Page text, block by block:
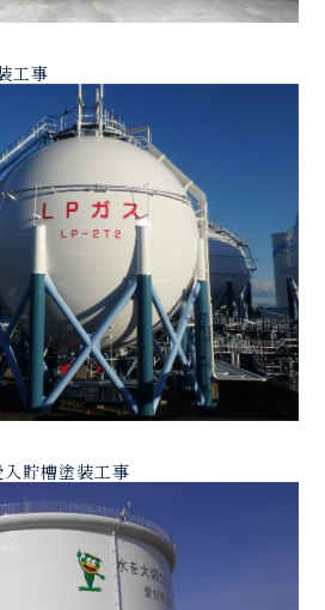
工事
貯槽塗装工事